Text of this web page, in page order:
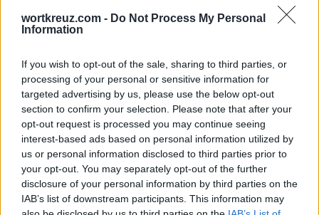
wortkreuz.com - Do Not Process My Personal
Information
If you wish to opt-out of the sale, sharing to third parties, or
processing of your personal or sensitive information for
targeted advertising by us, please use the below opt-out
section to confirm your selection. Please note that after your
opt-out request is processed you may continue seeing
interest-based ads based on personal information utilized by
us or personal information disclosed to third parties prior to
your opt-out. You may separately opt-out of the further
disclosure of your personal information by third parties on the
IAB’s list of downstream participants. This information may
Die Antwort auf dieses Rätsel lautet:
V O
R
B
A
R
A
B
O